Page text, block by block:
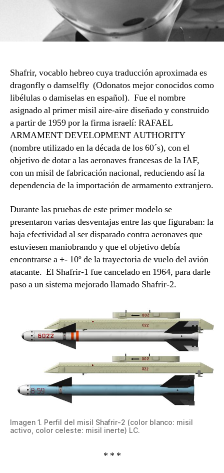
Shafrir, vocablo hebreo cuya traducción aproximada es
dragonfly o damselfly (Odonatos mejor conocidos como
libélulas o damiselas en español). Fue el nombre
asignado al primer misil aire-aire diseñado y construido
a partir de 1959 por la firma israelí: RAFAEL
ARMAMENT DEVELOPMENT AUTHORITY
(nombre utilizado en la década de los 60´s), con el
objetivo de dotar a las aeronaves francesas de la IAF,
con un misil de fabricación nacional, reduciendo así la
dependencia de la importación de armamento extranjero.
Durante las pruebas de este primer modelo se
presentaron varias desventajas entre las que figuraban: la
baja efectividad al ser disparado contra aeronaves que
estuviesen maniobrando y que el objetivo debía
encontrarse a +- 10º de la trayectoria de vuelo del avión
atacante. El Shafrir-1 fue cancelado en 1964, para darle
paso a un sistema mejorado llamado Shafrir-2.
Imagen 1. Perfil del misil Shafrir-2 (color blanco: misil
activo, color celeste: misil inerte) LC.
* * *